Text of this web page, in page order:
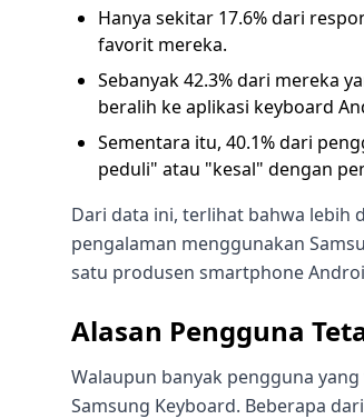
Hanya sekitar 17.6% dari
favorit mereka.
Sebanyak 42.3% dari mereka
beralih ke aplikasi keyboard
Sementara itu, 40.1% dari
peduli" atau "kesal" dengan
Dari data ini, terlihat bahwa lebih
pengalaman menggunakan
satu produsen smartphone
Alasan Pengguna
Walaupun banyak pengguna
Samsung Keyboard. Beberapa